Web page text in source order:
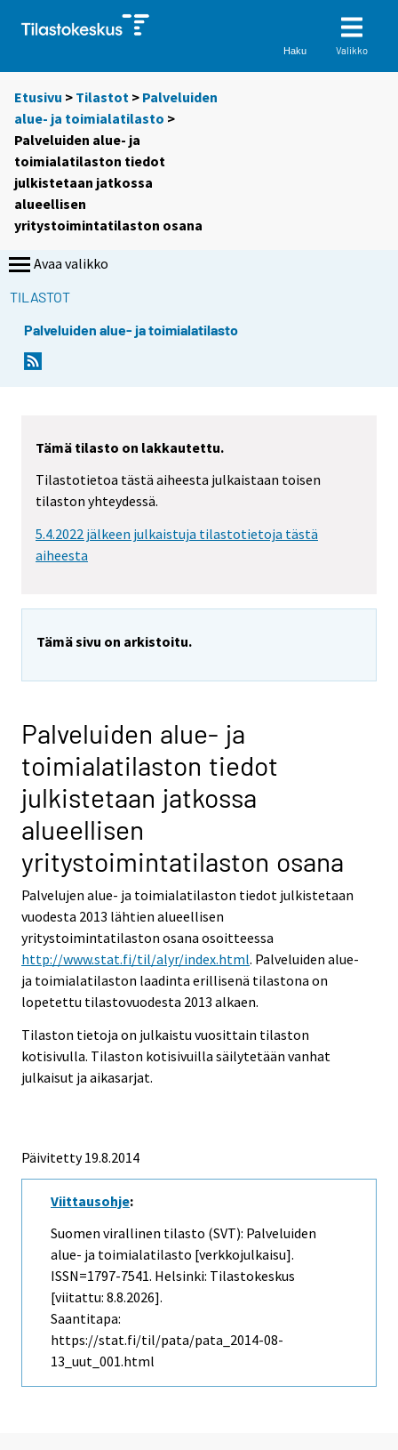
Haku Valikko
Etusivu > Tilastot > Palveluiden
alue- ja toimialatilasto >
Palveluiden alue- ja
toimialatilaston tiedot
julkistetaan jatkossa
alueellisen
yritystoimintatilaston osana
Avaa valikko
TILASTOT
Palveluiden alue- ja toimialatilasto
Tämä tilasto on lakkautettu.
Tilastotietoa tästä aiheesta julkaistaan toisen
tilaston yhteydessä.
5.4.2022 jälkeen julkaistuja tilastotietoja tästä
aiheesta
Tämä sivu on arkistoitu.
Palveluiden alue- ja
toimialatilaston tiedot
julkistetaan jatkossa
alueellisen
yritystoimintatilaston osana
Palvelujen alue- ja toimialatilaston tiedot julkistetaan
vuodesta 2013 lähtien alueellisen
yritystoimintatilaston osana osoitteessa
http://www.stat.fi/til/alyr/index.html. Palveluiden alue-
ja toimialatilaston laadinta erillisenä tilastona on
lopetettu tilastovuodesta 2013 alkaen.
Tilaston tietoja on julkaistu vuosittain tilaston
kotisivulla. Tilaston kotisivuilla säilytetään vanhat
julkaisut ja aikasarjat.
Päivitetty 19.8.2014
Viittausohje:
Suomen virallinen tilasto (SVT): Palveluiden
alue- ja toimialatilasto [verkkojulkaisu].
ISSN=1797-7541. Helsinki: Tilastokeskus
[viitattu: 8.8.2026].
Saantitapa:
https://stat.fi/til/pata/pata_2014-08-
13_uut_001.html